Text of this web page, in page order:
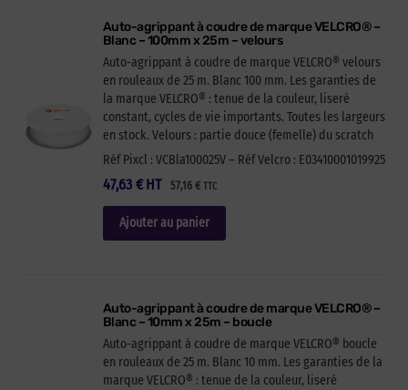
Auto-agrippant à coudre de marque VELCRO® –
Blanc – 100mm x 25m – velours
Auto-agrippant à coudre de marque VELCRO® velours
en rouleaux de 25 m. Blanc 100 mm. Les garanties de
la marque VELCRO® : tenue de la couleur, liseré
constant, cycles de vie importants. Toutes les largeurs
en stock. Velours : partie douce (femelle) du scratch
Réf Pixcl : VCBla100025V – Réf Velcro : E03410001019925
47,63 € 57,16 €TTC
HT
Ajouter au panier
Auto-agrippant à coudre de marque VELCRO® –
Blanc – 10mm x 25m – boucle
Auto-agrippant à coudre de marque VELCRO® boucle
en rouleaux de 25 m. Blanc 10 mm. Les garanties de la
marque VELCRO® : tenue de la couleur, liseré